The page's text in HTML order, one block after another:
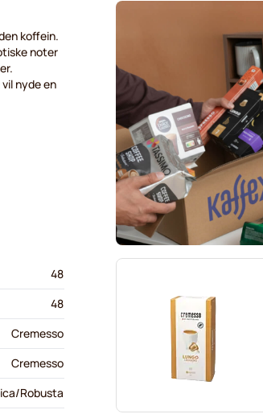
koffein.
noter
nyde en
48
48
Cremesso
Cremesso
Robusta